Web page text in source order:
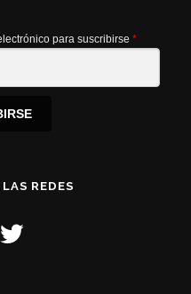
para suscribirse *
REDES